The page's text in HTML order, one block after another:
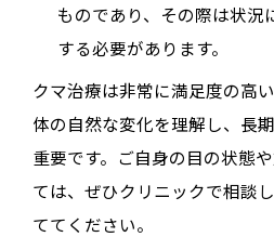
ものであり、その際は状況
する必要があります。
クマ治療は非常に満足度の高
体の自然な変化を理解し、長
重要です。ご自身の目の状態
ては、ぜひクリニックで相談
ててください。